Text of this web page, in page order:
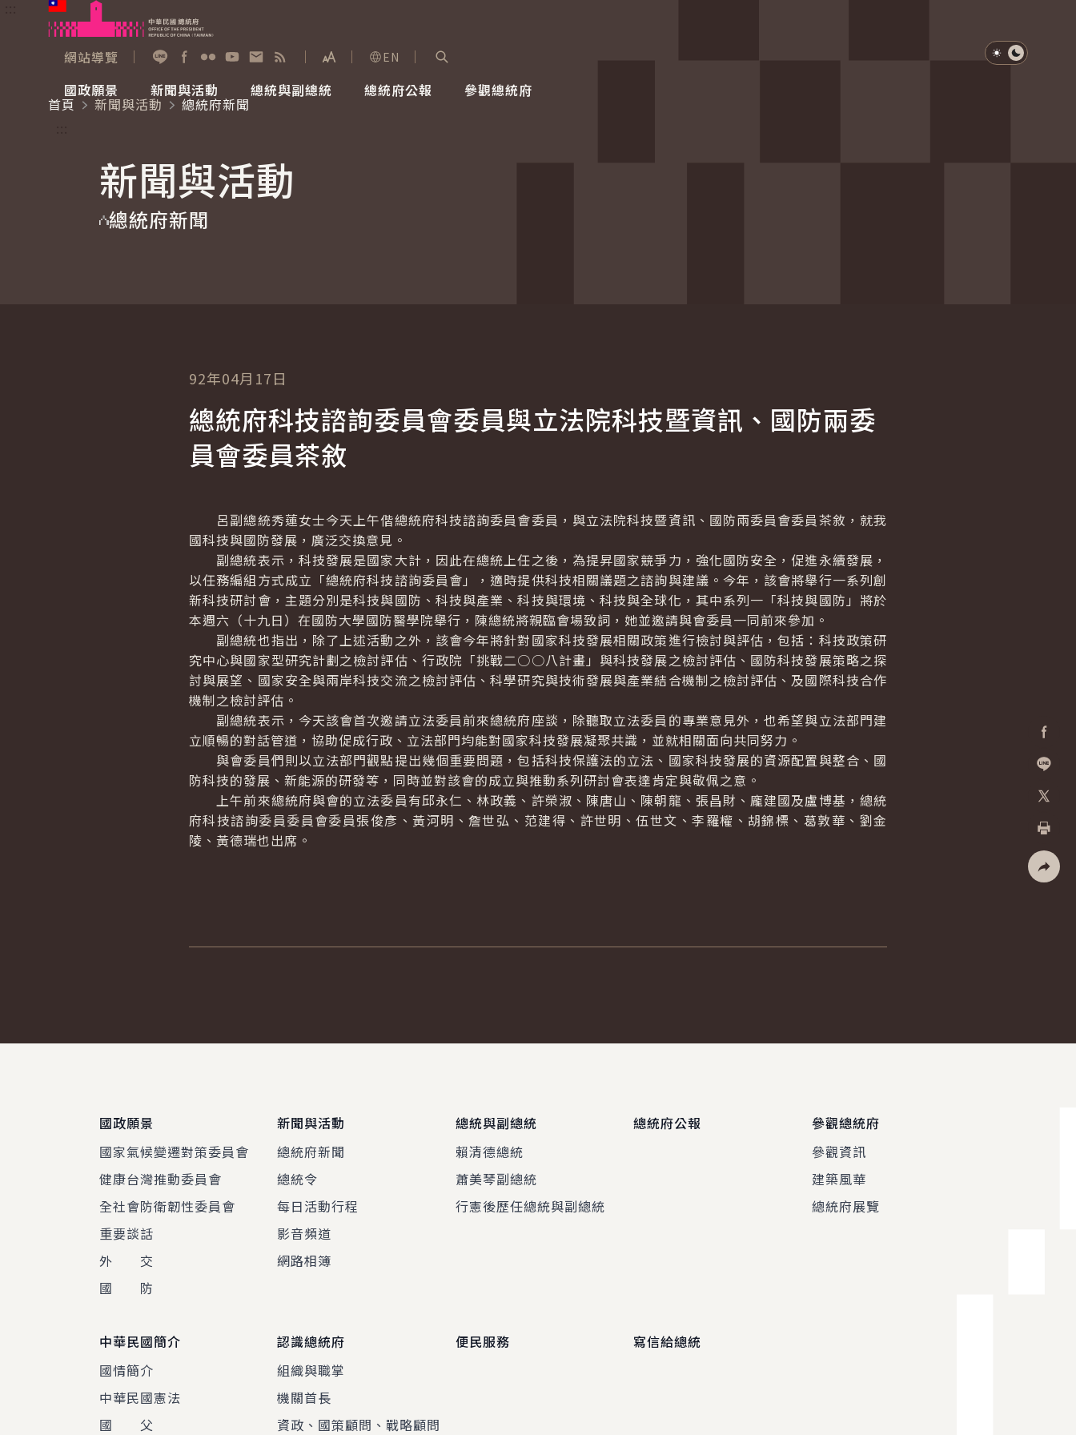
跳到主要內容
網站導覽
展開字級選單
EN
國政願景
國家氣候變遷對策委員會
重要談話
新聞與活動
總統府新聞
影音頻道
總統與副總統
賴清德總統
總統府公報 參觀總統府
參觀資訊
淺色模式
深色模式
首頁
新聞與活動
總統府新聞
新聞與活動
總統府新聞
加入好
列印
92年04月17日
總統府科技諮詢委員會委員與立法院科技暨資訊、國防兩委
員會委員茶敘
呂副總統秀蓮女士今天上午偕總統府科技諮詢委員會委員，與立法院科技暨資訊、國防兩委員會委員茶敘，就我
國科技與國防發展，廣泛交換意見。
副總統表示，科技發展是國家大計，因此在總統上任之後，為提昇國家競爭力，強化國防安全，促進永續發展，
以任務編組方式成立「總統府科技諮詢委員會」，適時提供科技相關議題之諮詢與建議。今年，該會將舉行一系列創
新科技研討會，主題分別是科技與國防、科技與產業、科技與環境、科技與全球化，其中系列一「科技與國防」將於
本週六（十九日）在國防大學國防醫學院舉行，陳總統將親臨會場致詞，她並邀請與會委員一同前來參加。
副總統也指出，除了上述活動之外，該會今年將針對國家科技發展相關政策進行檢討與評估，包括：科技政策研
究中心與國家型研究計劃之檢討評估、行政院「挑戰二○○八計畫」與科技發展之檢討評估、國防科技發展策略之探
討與展望、國家安全與兩岸科技交流之檢討評估、科學研究與技術發展與產業結合機制之檢討評估、及國際科技合作
機制之檢討評估。
副總統表示，今天該會首次邀請立法委員前來總統府座談，除聽取立法委員的專業意見外，也希望與立法部門建
立順暢的對話管道，協助促成行政、立法部門均能對國家科技發展凝聚共識，並就相關面向共同努力。
與會委員們則以立法部門觀點提出幾個重要問題，包括科技保護法的立法、國家科技發展的資源配置與整合、國
防科技的發展、新能源的研發等，同時並對該會的成立與推動系列研討會表達肯定與敬佩之意。
上午前來總統府與會的立法委員有邱永仁、林政義、許榮淑、陳唐山、陳朝龍、張昌財、龐建國及盧博基，總統
府科技諮詢委員委員會委員張俊彥、黃河明、詹世弘、范建得、許世明、伍世文、李羅權、胡錦標、葛敦華、劉金
陵、黃德瑞也出席。
國政願景
國家氣候變遷對策委員會
健康台灣推動委員會
全社會防衛韌性委員會
重要談話
外 交
國 防
新聞與活動
總統府新聞
總統令
每日活動行程
影音頻道
網路相簿
總統與副總統
賴清德總統
蕭美琴副總統
行憲後歷任總統與副總統
總統府公報
參觀總統府
參觀資訊
建築風華
總統府展覽
中華民國簡介
國情簡介
中華民國憲法
國 父
認識總統府
組織與職掌
機關首長
資政、國策顧問、戰略顧問
便民服務 寫信給總統